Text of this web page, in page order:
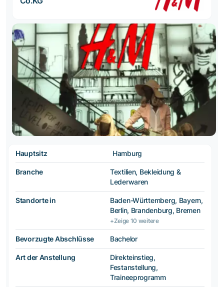
Hauptsitz Hamburg
Branche
Textilien, Bekleidung &
Lederwaren
Standorte in
Baden-Württemberg, Bayern,
Berlin, Brandenburg, Bremen
+Zeige 10 weitere
Bevorzugte Abschlüsse Bachelor
Art der Anstellung
Direkteinstieg,
Festanstellung,
Traineeprogramm